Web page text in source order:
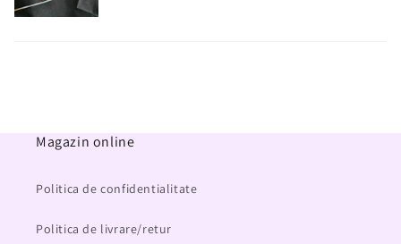
Magazin online
Politica de confidentialitate
Politica de livrare/retur